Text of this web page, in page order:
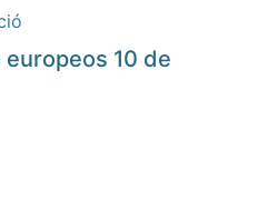
10 de